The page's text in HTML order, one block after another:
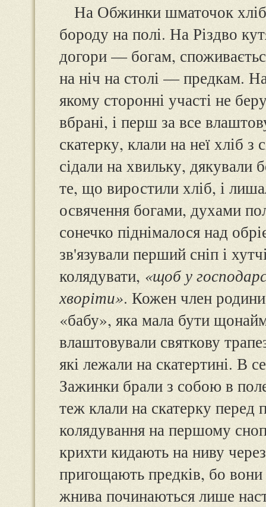
На Обжинки шматочок
бороду на полі. На Різдво
догори — богам,
на ніч на столі — предкам.
якому сторонні участі не
вбрані, і перш за все
скатерку, клали на неї хліб
сідали на хвильку,
те, що виростили хліб, і
освячення богами, духами
сонечко піднімалося над
зв'язували перший сніп і
колядувати, «щоб у
хворіти». Кожен член
«бабу», яка мала бути
влаштовували святкову
які лежали на скатертині. В
Зажинки брали з собою в
теж клали на скатерку перед
колядування на першому
крихти кидають на ниву
пригощають предків, бо
жнива починаються лише